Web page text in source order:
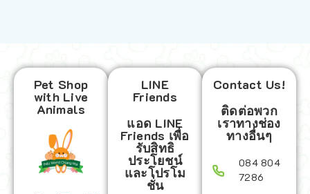
Pet Shop
with Live
Animals
LINE
Friends
แอด LINE
Friends เพื่อ
รับสิทธิ
ประโยชน์
และโปรโม
ชั่น
Contact Us!
ติดต่อพวก
เราทางช่อง
ทางอื่นๆ
084 804
7286